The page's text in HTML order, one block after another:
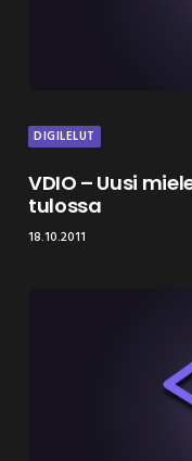
DIGILELUT
VDIO – Uusi
tulossa
18.10.2011